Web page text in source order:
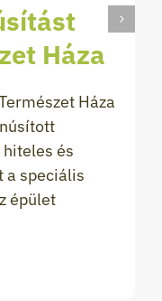
Háza
Háza
és
a speciális
épület